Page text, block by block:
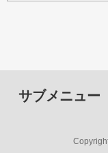
サブメニュー